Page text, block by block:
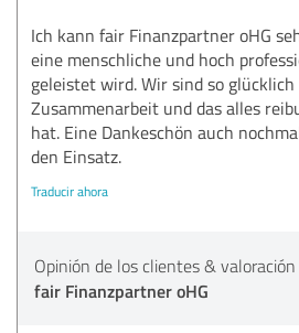
Ich kann fair Finanzpartner oHG
eine menschliche und hoch
geleistet wird. Wir sind so
Zusammenarbeit und das alles
hat. Eine Dankeschön auch
den Einsatz.
Traducir ahora
Opinión de los clientes & valoración
fair Finanzpartner oHG